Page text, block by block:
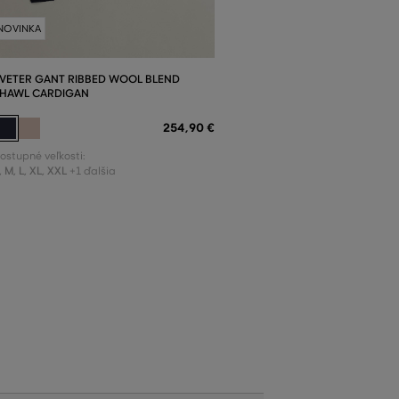
GANT RIBBED WOOL BLEND
CARDIGAN
254,90 €
veľkosti:
, M, L, XL, XXL +1 ďalšia